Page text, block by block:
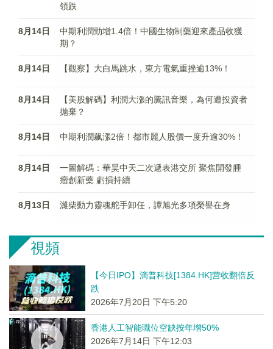
領跌
8月14日
中期利潤勁增1.4倍！中國生物制藥迎來產品收獲
期？
8月14日 【觀察】大白馬跳水，東方電氣重挫逾13%！
8月14日
【美股解碼】利潤大漲的騰訊音樂，為何遭投資者
抛棄？
8月14日 中期利潤飙漲2倍！都市麗人股價一度升逾30%！
8月14日
一圖解碼：華昊中天二次遞表港交所 聚焦開發腫
瘤創新藥 虧損持續
8月13日 濰柴動力靈魂舵手卸任，譚旭光多項榮譽在身
視頻
【今日IPO】滴普科技[1384.HK]营收翻倍反
跌
2026年7月20日 下午5:20
香港人工智能職位空缺按年增50%
2026年7月14日 下午12:03